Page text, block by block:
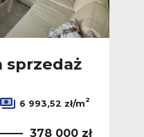
sprzedaż
6 993,52 zł/m2
378 000 zł